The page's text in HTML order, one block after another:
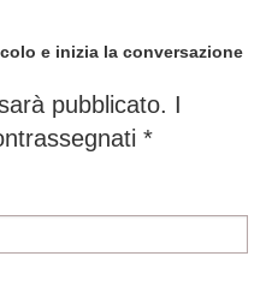
e inizia la conversazione
pubblicato. I
*